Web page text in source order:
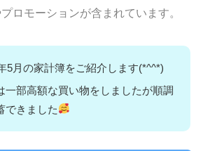
ロモーションが含まれています。
5月の家計簿をご紹介します(*^^*)
一部高額な買い物をしましたが順調
できました